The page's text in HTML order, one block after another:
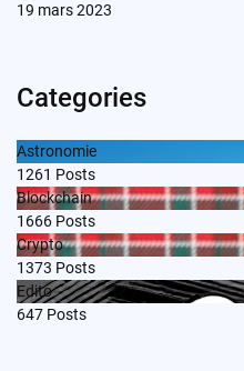
19 mars 2023
Categories
Astronomie
1261 Posts
Blockchain
1666 Posts
Crypto
1373 Posts
Edito
647 Posts